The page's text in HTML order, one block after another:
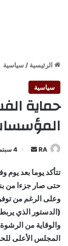
الرئيسية / سياسية
سياسية
حماية
RA
أرسل
إلكترونيا
4 سبتمبر، 2020
تتأكد يوما بعد
حتى صار جزءا من
وعلى الرغم من
(الدستور الذي يربط
والوقاية من
المجلس الأعلى